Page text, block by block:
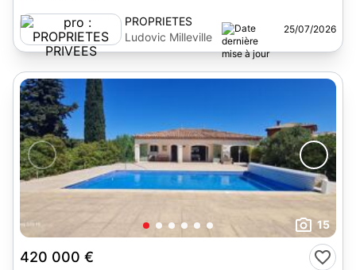
PROPRIETES
PRIVEES
Ludovic Milleville
25/07/2026
15
420 000 €